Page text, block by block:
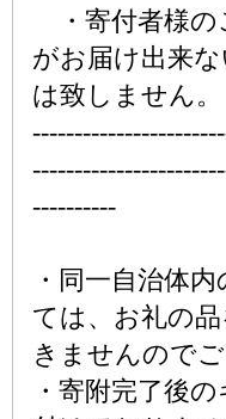
・寄付者様の
がお届け出来
は致しません。
----------
・同一自治体
ては、お礼の
きませんので
・寄附完了後